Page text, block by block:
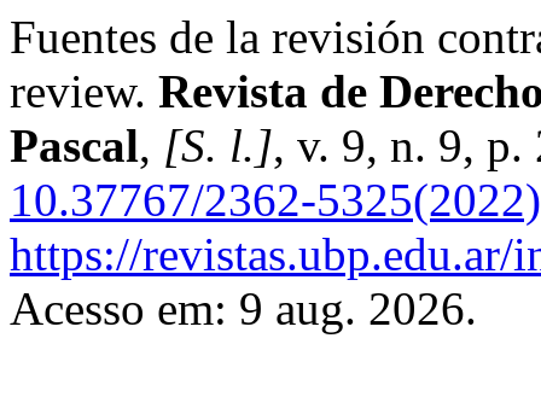
Fuentes de la revisión
review. Revista de
Pascal, [S. l.], v. 9, n. 9,
10.37767/2362-
https://
Acesso em: 9 aug. 2026.